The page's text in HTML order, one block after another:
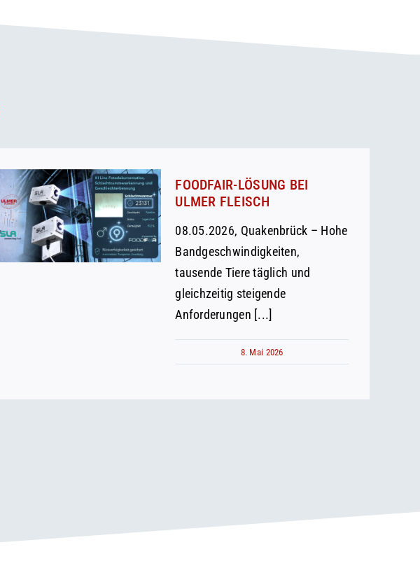
FOODFAIR-LÖSUNG BEI
ULMER FLEISCH
08.05.2026, Quakenbrück – Hohe
Bandgeschwindigkeiten,
tausende Tiere täglich und
gleichzeitig steigende
Anforderungen [...]
8. Mai 2026